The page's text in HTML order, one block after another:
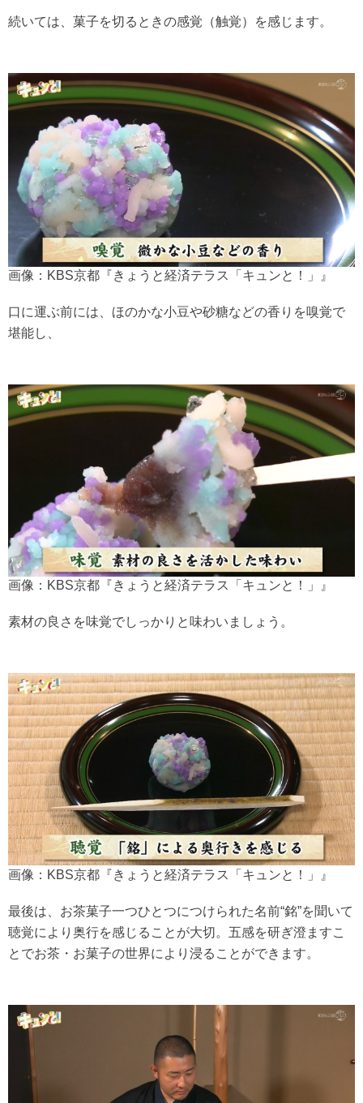
続いては、菓子を切るときの感覚（触覚）を感じます。
画像：KBS京都『きょうと経済テラス「キュンと！」』
口に運ぶ前には、ほのかな小豆や砂糖などの香りを嗅覚で
堪能し、
画像：KBS京都『きょうと経済テラス「キュンと！」』
素材の良さを味覚でしっかりと味わいましょう。
画像：KBS京都『きょうと経済テラス「キュンと！」』
最後は、お茶菓子一つひとつにつけられた名前“銘”を聞いて
聴覚により奥行を感じることが大切。五感を研ぎ澄ますこ
とでお茶・お菓子の世界により浸ることができます。